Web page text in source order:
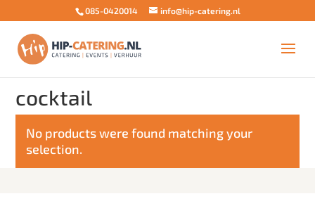
085-0420014 info@hip-catering.nl
cocktail
No products were found matching your
selection.